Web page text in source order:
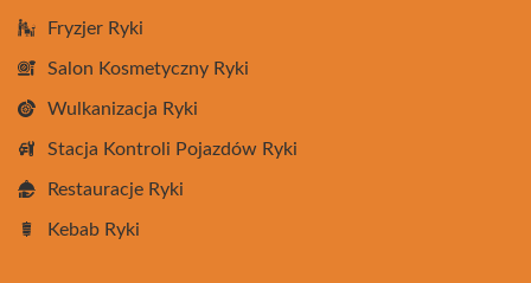
Fryzjer Ryki
Salon Kosmetyczny Ryki
Wulkanizacja Ryki
Stacja Kontroli Pojazdów Ryki
Restauracje Ryki
Kebab Ryki